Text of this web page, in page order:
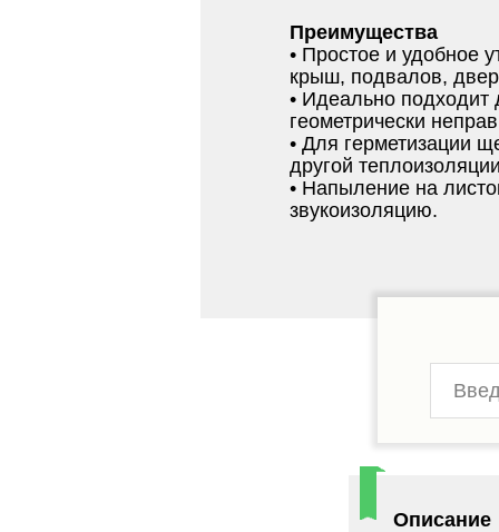
Преимущества
• Простое и удобное
крыш, подвалов,
• Идеально подходит
геометрически
• Для герметизации
другой
• Напыление на
звукоизоляцию.
Описание